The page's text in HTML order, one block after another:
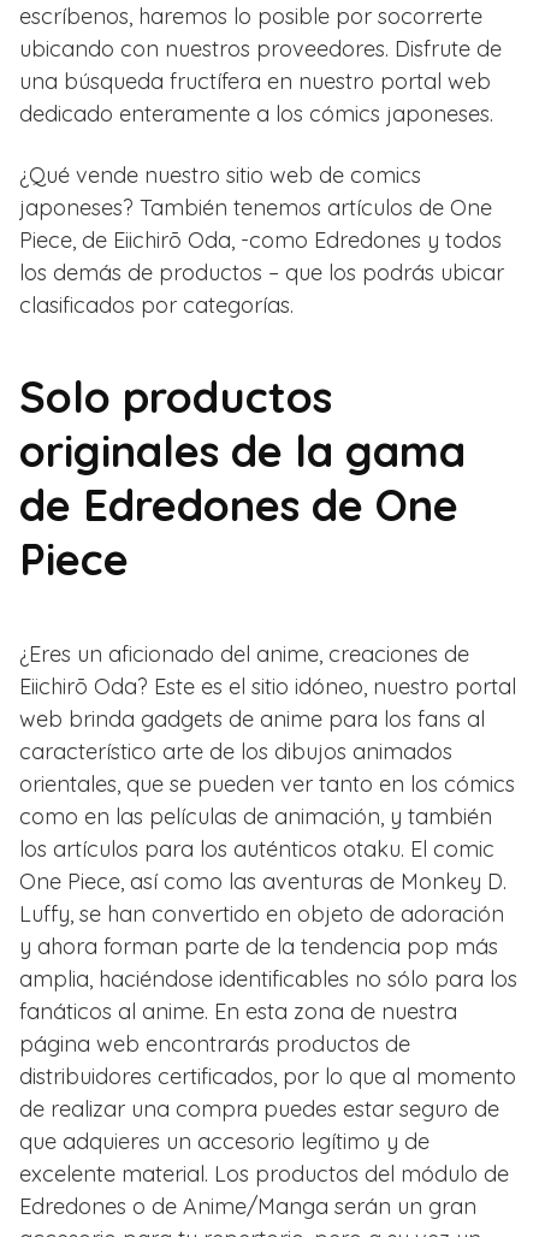
escríbenos, haremos lo posible por socorrerte
ubicando con nuestros proveedores. Disfrute de
una búsqueda fructífera en nuestro portal web
dedicado enteramente a los cómics japoneses.
¿Qué vende nuestro sitio web de comics
japoneses? También tenemos artículos de One
Piece, de Eiichirō Oda, -como Edredones y todos
los demás de productos – que los podrás ubicar
clasificados por categorías.
Solo productos
originales de la gama
de Edredones de One
Piece
¿Eres un aficionado del anime, creaciones de
Eiichirō Oda? Este es el sitio idóneo, nuestro portal
web brinda gadgets de anime para los fans al
característico arte de los dibujos animados
orientales, que se pueden ver tanto en los cómics
como en las películas de animación, y también
los artículos para los auténticos otaku. El comic
One Piece, así como las aventuras de Monkey D.
Luffy, se han convertido en objeto de adoración
y ahora forman parte de la tendencia pop más
amplia, haciéndose identificables no sólo para los
fanáticos al anime. En esta zona de nuestra
página web encontrarás productos de
distribuidores certificados, por lo que al momento
de realizar una compra puedes estar seguro de
que adquieres un accesorio legítimo y de
excelente material. Los productos del módulo de
Edredones o de Anime/Manga serán un gran